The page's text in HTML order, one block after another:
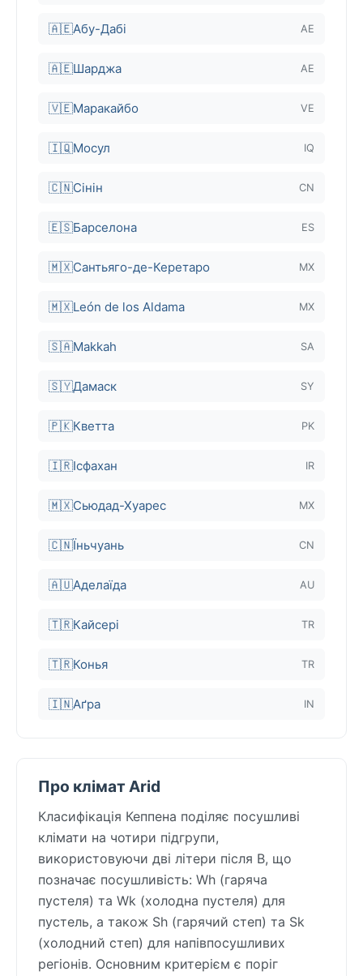
🇦🇪Абу-Дабі AE
🇦🇪Шарджа AE
🇻🇪Маракайбо VE
🇮🇶Мосул IQ
🇨🇳Сінін CN
🇪🇸Барселона ES
🇲🇽Сантьяго-де-Керетаро MX
🇲🇽León de los Aldama MX
🇸🇦Makkah SA
🇸🇾Дамаск SY
🇵🇰Кветта PK
🇮🇷Ісфахан IR
🇲🇽Сьюдад-Хуарес MX
🇨🇳Їньчуань CN
🇦🇺Аделаїда AU
🇹🇷Кайсері TR
🇹🇷Конья TR
🇮🇳Аґра IN
Про клімат Arid
Класифікація Кеппена поділяє посушливі
клімати на чотири підгрупи,
використовуючи дві літери після B, що
позначає посушливість: Wh (гаряча
пустеля) та Wk (холодна пустеля) для
пустель, а також Sh (гарячий степ) та Sk
(холодний степ) для напівпосушливих
регіонів. Основним критерієм є поріг